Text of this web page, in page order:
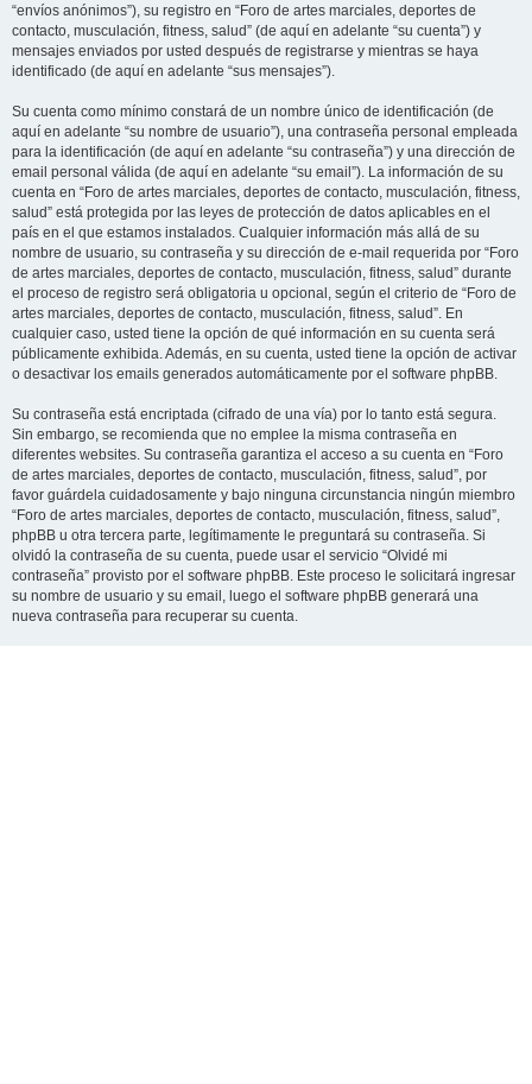
“envíos anónimos”), su registro en “Foro de artes marciales, deportes de
contacto, musculación, fitness, salud” (de aquí en adelante “su cuenta”) y
mensajes enviados por usted después de registrarse y mientras se haya
identificado (de aquí en adelante “sus mensajes”).
Su cuenta como mínimo constará de un nombre único de identificación (de
aquí en adelante “su nombre de usuario”), una contraseña personal empleada
para la identificación (de aquí en adelante “su contraseña”) y una dirección de
email personal válida (de aquí en adelante “su email”). La información de su
cuenta en “Foro de artes marciales, deportes de contacto, musculación, fitness,
salud” está protegida por las leyes de protección de datos aplicables en el
país en el que estamos instalados. Cualquier información más allá de su
nombre de usuario, su contraseña y su dirección de e-mail requerida por “Foro
de artes marciales, deportes de contacto, musculación, fitness, salud” durante
el proceso de registro será obligatoria u opcional, según el criterio de “Foro de
artes marciales, deportes de contacto, musculación, fitness, salud”. En
cualquier caso, usted tiene la opción de qué información en su cuenta será
públicamente exhibida. Además, en su cuenta, usted tiene la opción de activar
o desactivar los emails generados automáticamente por el software phpBB.
Su contraseña está encriptada (cifrado de una vía) por lo tanto está segura.
Sin embargo, se recomienda que no emplee la misma contraseña en
diferentes websites. Su contraseña garantiza el acceso a su cuenta en “Foro
de artes marciales, deportes de contacto, musculación, fitness, salud”, por
favor guárdela cuidadosamente y bajo ninguna circunstancia ningún miembro
“Foro de artes marciales, deportes de contacto, musculación, fitness, salud”,
phpBB u otra tercera parte, legítimamente le preguntará su contraseña. Si
olvidó la contraseña de su cuenta, puede usar el servicio “Olvidé mi
contraseña” provisto por el software phpBB. Este proceso le solicitará ingresar
su nombre de usuario y su email, luego el software phpBB generará una
nueva contraseña para recuperar su cuenta.